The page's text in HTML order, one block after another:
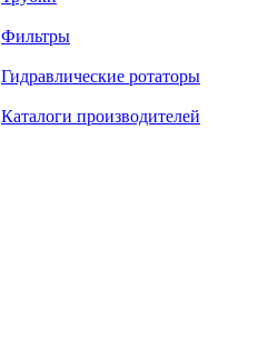
Фильтры
Гидравлические ротаторы
Каталоги производителей